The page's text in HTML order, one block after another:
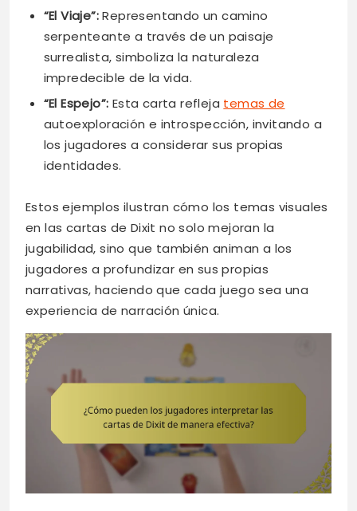
“El Viaje”:Representando un camino
serpenteante a través de un paisaje
surrealista, simboliza la naturaleza
impredecible de la vida.
“El Espejo”: Esta carta refleja temas de
autoexploración e introspección, invitando a
los jugadores a considerar sus propias
identidades.
Estos ejemplos ilustran cómo los temas visuales
en las cartas de Dixit no solo mejoran la
jugabilidad, sino que también animan a los
jugadores a profundizar en sus propias
narrativas, haciendo que cada juego sea una
experiencia de narración única.